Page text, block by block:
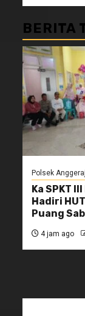
BERITA
Polsek
Ka SPKT
Hadiri
Puang
4 jam ago